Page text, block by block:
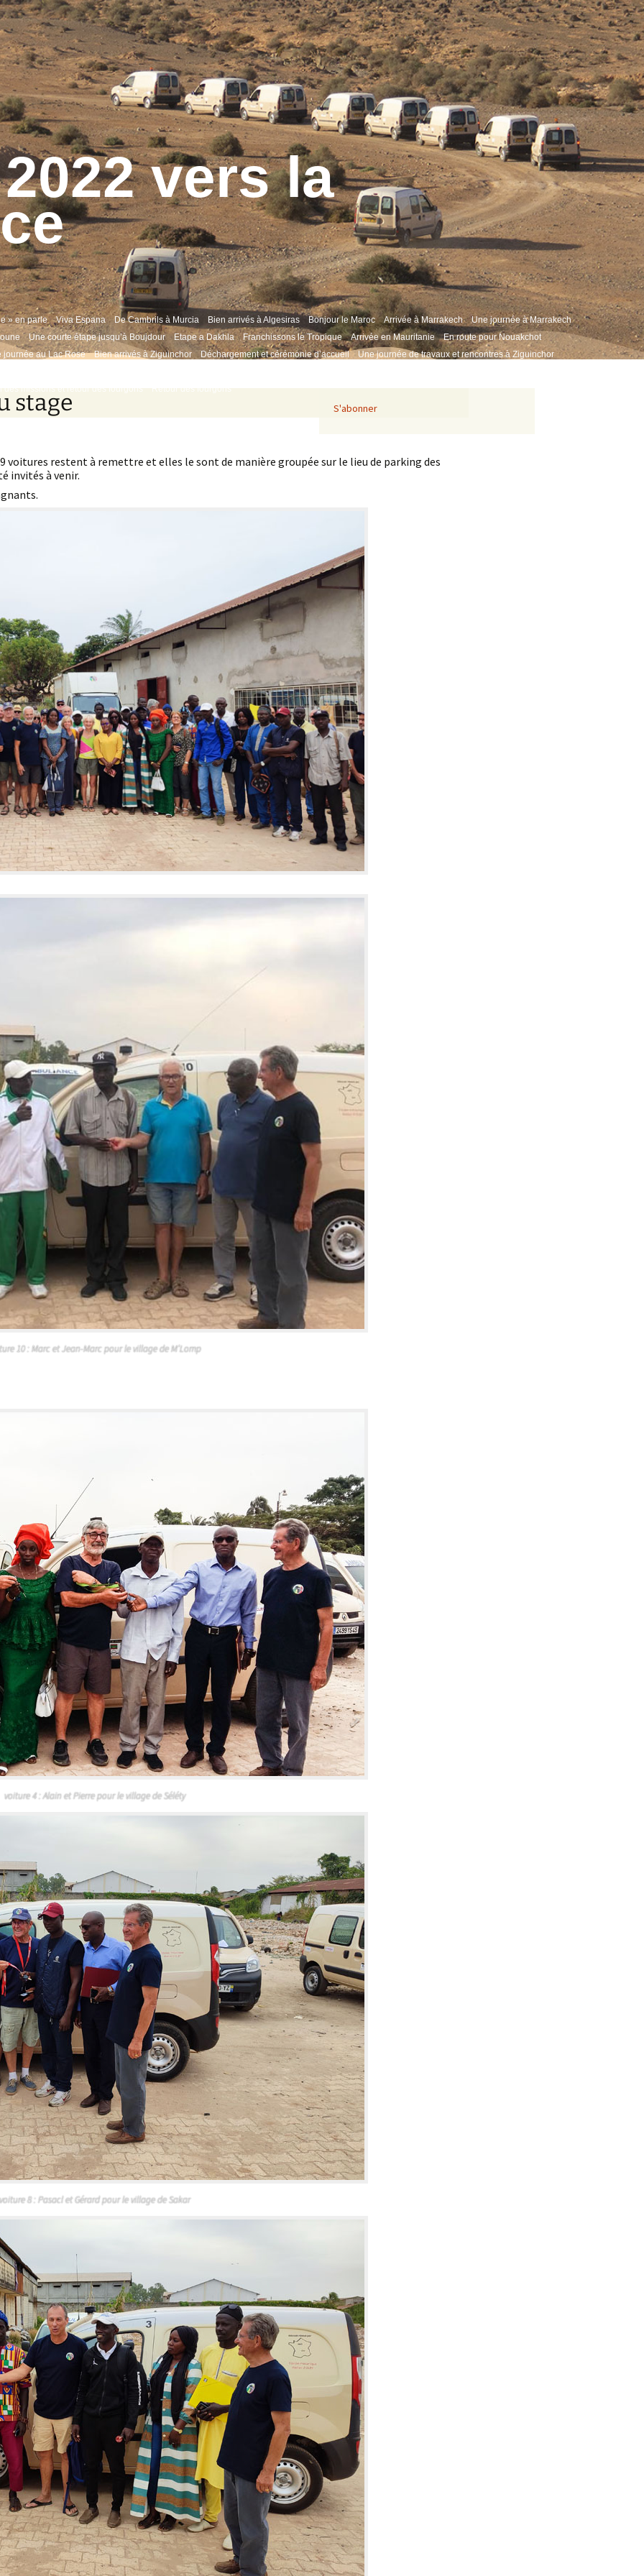
vers la
» en parle Viva Espana De Cambrils à Murcia Bien arrivés à Algesiras Bonjour le Maroc Arrivée à Marrakech
Une journée à Marrakech
Une courte étape jusqu’à Boujdour Etape a Dakhla Franchissons le Tropique Arrivée en Mauritanie
En route pour Nouakchot
journée au Lac Rose
Bien arrivés à Ziguinchor Déchargement et cérémonie d’accueil
Une journée de travaux et rencontres à Ziguinchor
des missions et retour des fourgons
Retour des fourgons
stage
voitures restent à remettre et elles le sont de manière groupée sur le lieu de parking des
invités à venir.
10 : Marc et Jean-Marc pour le village de M’Lomp
voiture 4 : Alain et Pierre pour le village de Séléty
voiture 8 : Pasacl et Gérard pour le village de Sakar
S'abonner